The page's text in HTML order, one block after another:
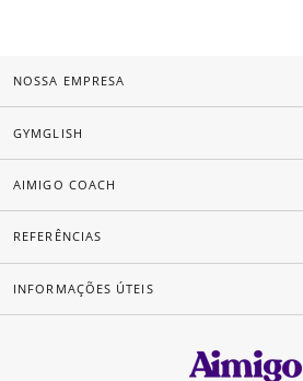
NOSSA EMPRESA
GYMGLISH
AIMIGO COACH
REFERÊNCIAS
INFORMAÇÕES ÚTEIS